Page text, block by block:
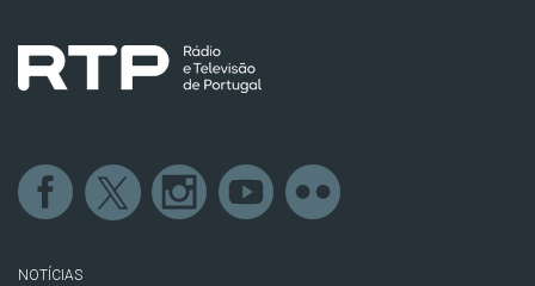
NOTÍCIAS